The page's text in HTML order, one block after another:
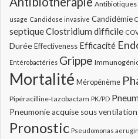
Antibiotiques
usage Candidose invasive Candidémie
septiqueClostridium difficile
Durée Effectiveness Efficacité
Entérobactéries Grippe
Mortalité Méropénème
Pipéracilline-tazobactam PK/PD
Pneumonie acquise sous ventilation
Pronostic Pseudomonas